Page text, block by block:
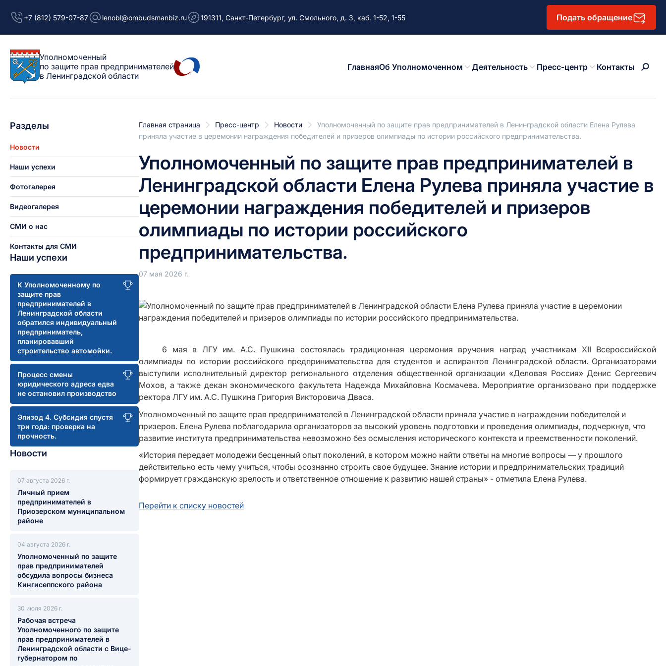
+7 (812) 579-07-87 lenobl@ombudsmanbiz.ru 191311, Санкт-Петербург, ул. Смольного, д. 3, каб. 1-52, 1-55 Подать обращение
Уполномоченный
по защите прав предпринимателей
в Ленинградской области
ГлавнаяОб Уполномоченном Деятельность Пресс-центр Контакты
Разделы
Новости
Наши успехи
Фотогалерея
Видеогалерея
СМИ о нас
Контакты для СМИ
Наши успехи
К Уполномоченному по
защите прав
предпринимателей в
Ленинградской области
обратился индивидуальный
предприниматель,
планировавший
строительство автомойки.
Процесс смены
юридического адреса едва
не остановил производство
Эпизод 4. Субсидия спустя
три года: проверка на
прочность.
Новости
07 августа 2026 г.
Личный прием
предпринимателей в
Приозерском муниципальном
районе
04 августа 2026 г.
Уполномоченный по защите
прав предпринимателей
обсудила вопросы бизнеса
Кингисеппского района
30 июля 2026 г.
Рабочая встреча
Уполномоченного по защите
прав предпринимателей в
Ленинградской области с Вице-
губернатором по
Главная страница Пресс-центр Новости
Уполномоченный по защите прав предпринимателей в Ленинградской области Елена Рулева
приняла участие в церемонии награждения победителей и призеров олимпиады по истории российского предпринимательства.
Уполномоченный по защите прав предпринимателей в
Ленинградской области Елена Рулева приняла участие в
церемонии награждения победителей и призеров
олимпиады по истории российского
предпринимательства.
07 мая 2026 г.
6 мая в ЛГУ им. А.С. Пушкина состоялась традиционная церемония вручения наград участникам XII Всероссийской
олимпиады по истории российского предпринимательства для студентов и аспирантов Ленинградской области. Организаторами
выступили исполнительный директор регионального отделения общественной организации «Деловая Россия» Денис Сергеевич
Мохов, а также декан экономического факультета Надежда Михайловна Космачева. Мероприятие организовано при поддержке
ректора ЛГУ им. А.С. Пушкина Григория Викторовича Дваса.
Уполномоченный по защите прав предпринимателей в Ленинградской области приняла участие в награждении победителей и
призеров. Елена Рулева поблагодарила организаторов за высокий уровень подготовки и проведения олимпиады, подчеркнув, что
развитие института предпринимательства невозможно без осмысления исторического контекста и преемственности поколений.
«История передает молодежи бесценный опыт поколений, в котором можно найти ответы на многие вопросы — у прошлого
действительно есть чему учиться, чтобы осознанно строить свое будущее. Знание истории и предпринимательских традиций
формирует гражданскую зрелость и ответственное отношение к развитию нашей страны» - отметила Елена Рулева.
Перейти к списку новостей